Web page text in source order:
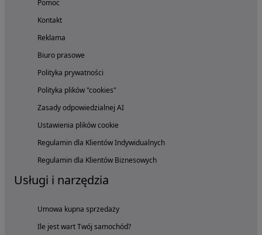
Pomoc
Kontakt
Reklama
Biuro prasowe
Polityka prywatności
Polityka plików "cookies"
Zasady odpowiedzialnej AI
Ustawienia plików cookie
Regulamin dla Klientów Indywidualnych
Regulamin dla Klientów Biznesowych
Usługi i narzędzia
Umowa kupna sprzedaży
Ile jest wart Twój samochód?